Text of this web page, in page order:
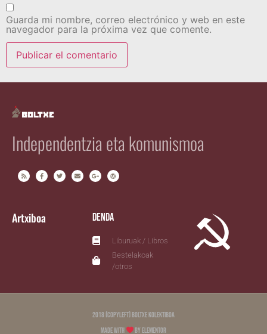
Guarda mi nombre, correo electrónico y web en este
navegador para la próxima vez que comente.
Independentzia eta komunismoa
Artxiboa Denda
Liburuak / Libros
Bestelakoak
/otros
2018 (copyleft) Boltxe Kolektiboa
Made with
by Elementor